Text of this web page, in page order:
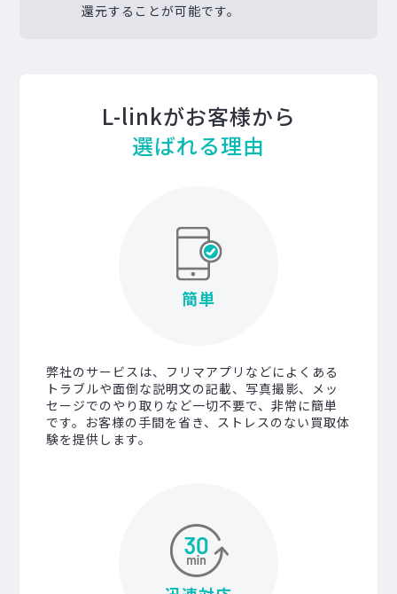
還元することが可能です。
L-linkがお客様から
選ばれる理由
簡単
弊社のサービスは、フリマアプリなどによくある
トラブルや面倒な説明文の記載、写真撮影、メッ
セージでのやり取りなど一切不要で、非常に簡単
です。お客様の手間を省き、ストレスのない買取体
験を提供します。